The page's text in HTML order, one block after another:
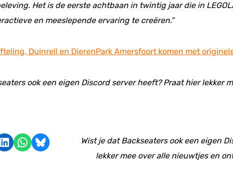
Het is de eerste achtbaan in twintig jaar die in
en meeslepende ervaring te creëren.”
Duinrell en DierenPark Amersfoort komen met
ook een eigen Discord server heeft? Praat hier
Delen op LinkedIn Delen via WhatsApp Share on Bluesky
Wist je dat Backseaters ook een eigen
lekker mee over alle nieuwtjes en